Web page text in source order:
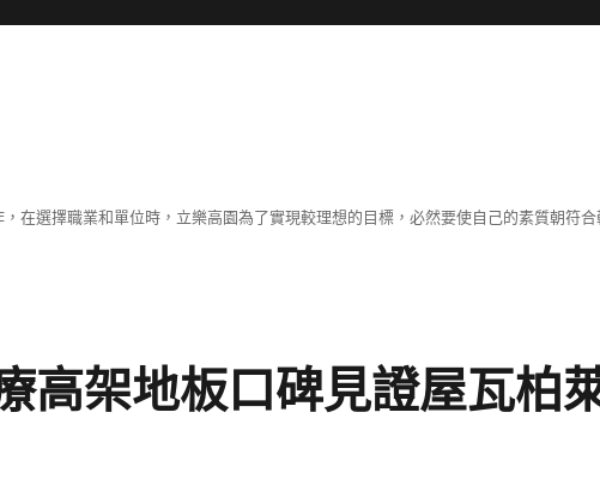
在選擇職業和單位時，立樂高園為了實現較理想的目標，必然要使自己的素質朝符
高架地板口碑見證屋瓦柏